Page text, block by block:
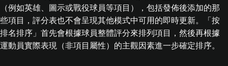
（例如英雄、圖示或戰役球員等項目），包括發佈後添加的那
些項目，評分表也不會呈現其他模式中可用的即時更新。「按
排名排序」首先會根據球員整體評分來排列項目，然後再根據
運動員實際表現（非項目屬性）的主觀因素進一步確定排序。